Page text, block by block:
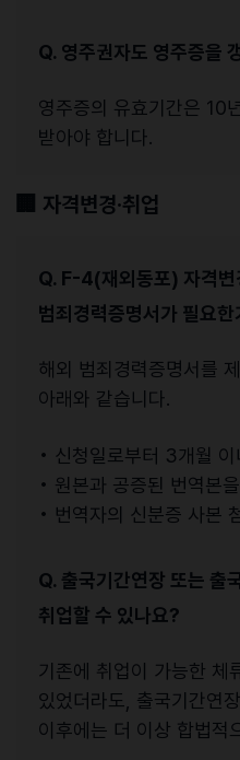
Q. 영주권자도 영주증을
영주증의 유효기간은 10
받아야 합니다.
자격변경·취업
Q. F-4(재외동포) 자격변
범죄경력증명서가 필요한
해외 범죄경력증명서를
아래와 같습니다.
• 신청일로부터 3개월 이
• 원본과 공증된 번역본
• 번역자의 신분증 사본
Q. 출국기간연장 또는 출
취업할 수 있나요?
기존에 취업이 가능한 체
있었더라도, 출국기간연
이후에는 더 이상 합법적